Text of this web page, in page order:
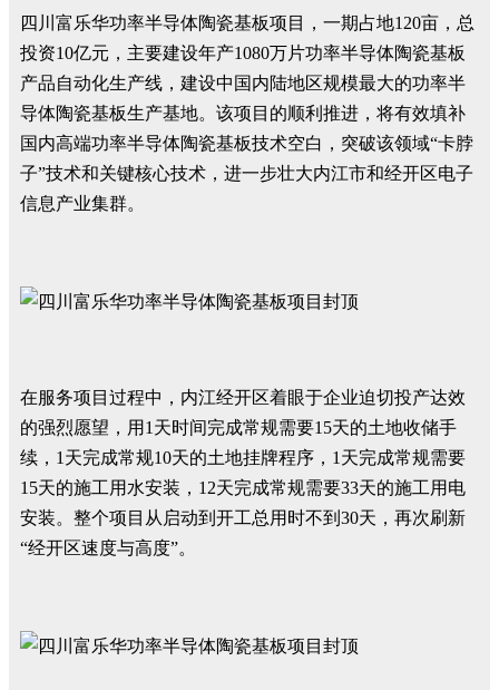
四川富乐华功率半导体陶瓷基板项目，一期占地120亩，总
投资10亿元，主要建设年产1080万片功率半导体陶瓷基板
产品自动化生产线，建设中国内陆地区规模最大的功率半
导体陶瓷基板生产基地。该项目的顺利推进，将有效填补
国内高端功率半导体陶瓷基板技术空白，突破该领域“卡脖
子”技术和关键核心技术，进一步壮大内江市和经开区电子
信息产业集群。
在服务项目过程中，内江经开区着眼于企业迫切投产达效
的强烈愿望，用1天时间完成常规需要15天的土地收储手
续，1天完成常规10天的土地挂牌程序，1天完成常规需要
15天的施工用水安装，12天完成常规需要33天的施工用电
安装。整个项目从启动到开工总用时不到30天，再次刷新
“经开区速度与高度”。